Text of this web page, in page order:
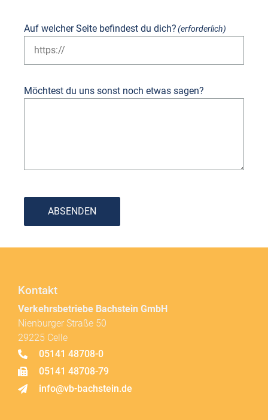
Auf welcher Seite befindest du dich?(erforderlich)
Möchtest du uns sonst noch etwas sagen?
ABSENDEN
Kontakt
Verkehrsbetriebe Bachstein GmbH
Nienburger Straße 50
29225 Celle
05141 48708-0
05141 48708-79
info@vb-bachstein.de